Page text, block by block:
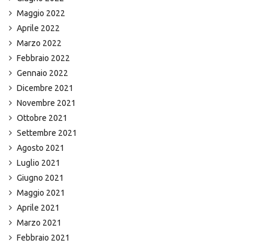
Maggio 2022
Aprile 2022
Marzo 2022
Febbraio 2022
Gennaio 2022
Dicembre 2021
Novembre 2021
Ottobre 2021
Settembre 2021
Agosto 2021
Luglio 2021
Giugno 2021
Maggio 2021
Aprile 2021
Marzo 2021
Febbraio 2021